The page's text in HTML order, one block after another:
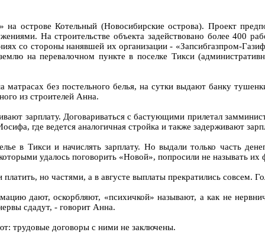
острове Котельный (Новосибирские острова). Проект
На строительстве объекта задействовано более 400
со стороны нанявшей их организации - «Запсибгазпром-
на перевалочном пункте в поселке Тикси
матрасах без постельного белья, на сутки выдают банку
из строителей Анна.
зарплату. Договариваться с бастующими прилетал
где ведется аналогичная стройка и также задерживают
в Тикси и начислять зарплату. Но выдали только часть
удалось поговорить «Новой», попросили не называть их
но частями, а в августе выплаты прекратились совсем.
дают, оскорбляют, «психичкой» называют, а как не
сдадут, - говорит Анна.
трудовые договоры с ними не заключены.